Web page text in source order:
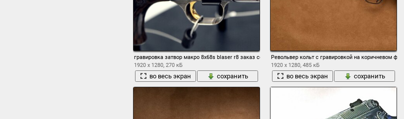
гравировка затвор макро 8x68s blaser r8 заказ сорт ii оружие и усилитель ; охота 2012
1920 x 1280, 270 кБ
во весь экран сохранить
Револьвер кольт с гравировкой на коричневом фоне
1920 x 1280, 485 кБ
во весь экран сохранить